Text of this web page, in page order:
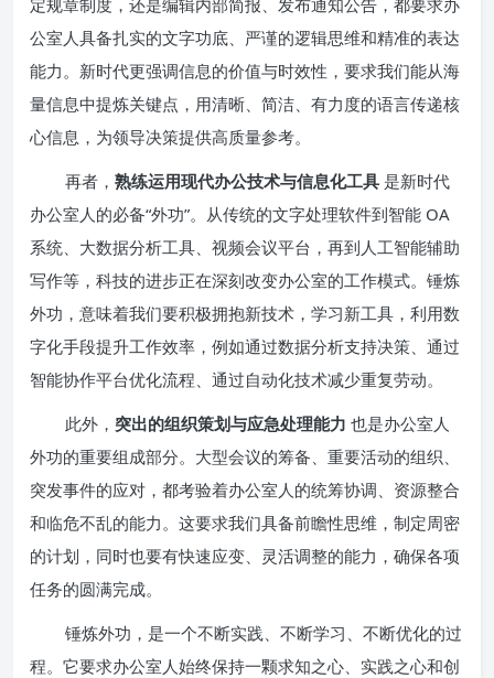
定规章制度，还是编辑内部简报、发布通知公告，都要求办
公室人具备扎实的文字功底、严谨的逻辑思维和精准的表达
能力。新时代更强调信息的价值与时效性，要求我们能从海
量信息中提炼关键点，用清晰、简洁、有力度的语言传递核
心信息，为领导决策提供高质量参考。
再者， 熟练运用现代办公技术与信息化工具 是新时代
办公室人的必备“外功”。从传统的文字处理软件到智能 OA
系统、大数据分析工具、视频会议平台，再到人工智能辅助
写作等，科技的进步正在深刻改变办公室的工作模式。锤炼
外功，意味着我们要积极拥抱新技术，学习新工具，利用数
字化手段提升工作效率，例如通过数据分析支持决策、通过
智能协作平台优化流程、通过自动化技术减少重复劳动。
此外， 突出的组织策划与应急处理能力 也是办公室人
外功的重要组成部分。大型会议的筹备、重要活动的组织、
突发事件的应对，都考验着办公室人的统筹协调、资源整合
和临危不乱的能力。这要求我们具备前瞻性思维，制定周密
的计划，同时也要有快速应变、灵活调整的能力，确保各项
任务的圆满完成。
锤炼外功，是一个不断实践、不断学习、不断优化的过
程。它要求办公室人始终保持一颗求知之心、实践之心和创